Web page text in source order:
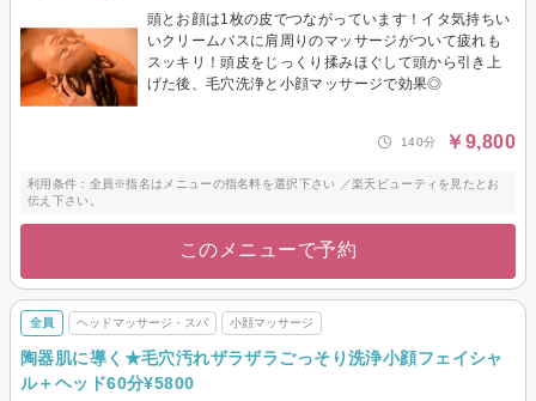
頭とお顔は1枚の皮でつながっています！イタ気持ちい
いクリームバスに肩周りのマッサージがついて疲れも
スッキリ！頭皮をじっくり揉みほぐして頭から引き上
げた後、毛穴洗浄と小顔マッサージで効果◎
140分 ￥9,800
利用条件：全員※指名はメニューの指名料を選択下さい ／楽天ビューティを見たとお
伝え下さい。
このメニューで予約
全員 ヘッドマッサージ・スパ 小顔マッサージ
陶器肌に導く★毛穴汚れザラザラごっそり洗浄小顔フェイシャ
ル＋ヘッド60分¥5800